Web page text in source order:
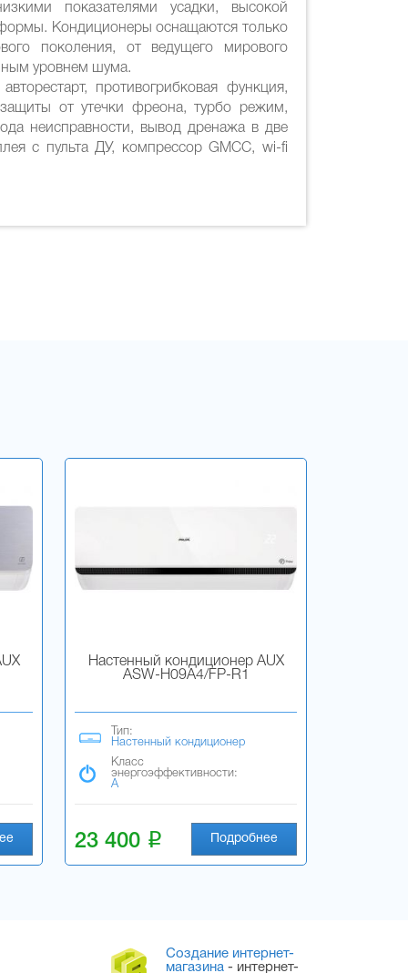
показателями усадки, высокой
Кондиционеры оснащаются только
поколения, от ведущего мирового
уровнем шума.
противогрибковая функция,
защиты от утечки фреона, турбо режим,
неисправности, вывод дренажа в две
с пульта ДУ, компрессор GMCC, wi-fi
Настенный кондиционер AUX
ASW-H09A4/FP-R1
Тип:
Настенный кондиционер
Класс
энергоэффективности:
A
23 400 i Подробнее
Создание интернет-
магазина - интернет-